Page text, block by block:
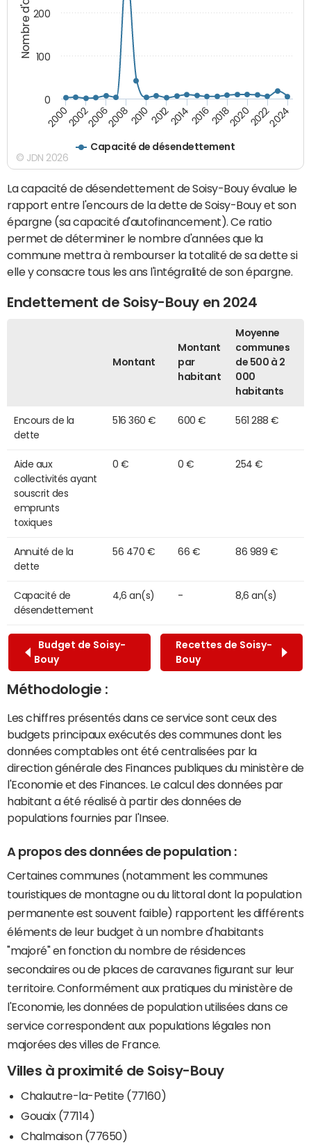
Capacité de désendettement
20002002200620082010 2012201420162018202020222024
0
100
200
© JDN 2026
La capacité de désendettement de Soisy-Bouy évalue le
rapport entre l'encours de la dette de Soisy-Bouy et son
épargne (sa capacité d'autofinancement). Ce ratio
permet de déterminer le nombre d'années que la
commune mettra à rembourser la totalité de sa dette si
elle y consacre tous les ans l'intégralité de son épargne.
Endettement de Soisy-Bouy en 2024
Montant
Montant
par
habitant
Moyenne
communes
de 500 à 2
000
habitants
Encours de la
dette
516 360 € 600 € 561 288 €
Aide aux
collectivités ayant
souscrit des
emprunts
toxiques
0 € 0 € 254 €
Annuité de la
dette
56 470 € 66 € 86 989 €
Capacité de
désendettement
4,6 an(s) - 8,6 an(s)
Budget de Soisy-
Bouy
Recettes de Soisy-
Bouy
Méthodologie :
Les chiffres présentés dans ce service sont ceux des
budgets principaux exécutés des communes dont les
données comptables ont été centralisées par la
direction générale des Finances publiques du ministère de
l'Economie et des Finances. Le calcul des données par
habitant a été réalisé à partir des données de
populations fournies par l'Insee.
A propos des données de population :
Certaines communes (notamment les communes
touristiques de montagne ou du littoral dont la population
permanente est souvent faible) rapportent les différents
éléments de leur budget à un nombre d'habitants
"majoré" en fonction du nombre de résidences
secondaires ou de places de caravanes figurant sur leur
territoire. Conformément aux pratiques du ministère de
l'Economie, les données de population utilisées dans ce
service correspondent aux populations légales non
majorées des villes de France.
Villes à proximité de Soisy-Bouy
Chalautre-la-Petite (77160)
Gouaix (77114)
Chalmaison (77650)